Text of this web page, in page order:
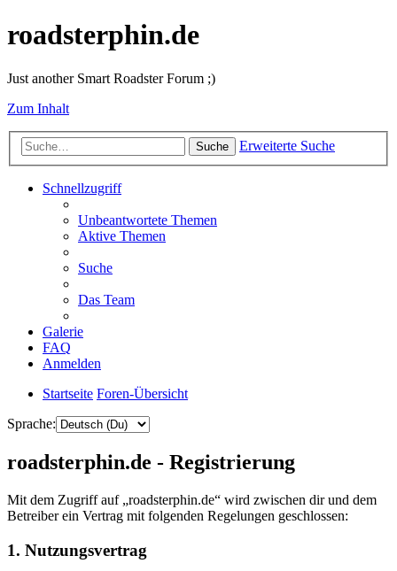
roadsterphin.de
Just another Smart Roadster Forum ;)
Zum Inhalt
Suche Erweiterte Suche
Schnellzugriff
Unbeantwortete Themen
Aktive Themen
Suche
Das Team
Galerie
FAQ
Anmelden
Startseite Foren-Übersicht
Sprache:
roadsterphin.de - Registrierung
Mit dem Zugriff auf „roadsterphin.de“ wird zwischen dir und dem
Betreiber ein Vertrag mit folgenden Regelungen geschlossen:
1. Nutzungsvertrag